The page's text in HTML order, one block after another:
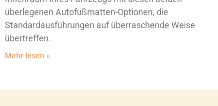
überlegenen Autofußmatten-Optionen, die
Standardausführungen auf überraschende Weise
übertreffen.
Mehr lesen »